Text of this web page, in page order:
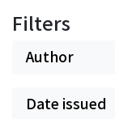
Filters
Author
Date issued